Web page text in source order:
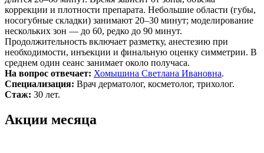
коррекции и плотности препарата. Небольшие области (губы,
носогубные складки) занимают 20–30 минут; моделирование
нескольких зон — до 60, редко до 90 минут.
Продолжительность включает разметку, анестезию при
необходимости, инъекции и финальную оценку симметрии. В
среднем один сеанс занимает около получаса.
На вопрос отвечает: Хомышина Светлана Ивановна.
Специализация: Врач дерматолог, косметолог, трихолог.
Стаж: 30 лет.
Акции месяца